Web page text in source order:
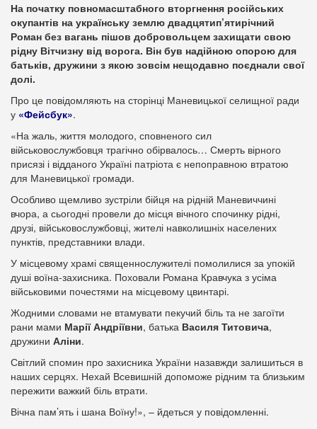
На початку повномасштабного вторгнення російських
окупантів на українську землю двадцятип’ятирічний
Роман без вагань пішов добровольцем захищати свою
рідну Вітчизну від ворога. Він був надійною опорою для
батьків, дружини з якою зовсім нещодавно поєднали свої
долі.
Про це повідомляють на сторінці Маневицької селищної ради
у «Фейсбук».
«На жаль, життя молодого, сповненого сил
військовослужбовця трагічно обірвалось… Смерть вірного
присязі і відданого Україні патріота є непоправною втратою
для Маневицької громади.
Особливо щемливо зустріли бійця на рідній Маневиччині
вчора, а сьогодні провели до місця вічного спочинку рідні,
друзі, військовослужбовці, жителі навколишніх населених
пунктів, представники влади.
У місцевому храмі священнослужителі помолилися за упокій
душі воїна-захисника. Поховали Романа Кравчука з усіма
військовими почестями на місцевому цвинтарі.
Жодними словами не втамувати пекучий біль та не загоїти
рани мами Марії Андріївни, батька Василя Титовича,
дружини Аліни.
Світлий спомин про захисника України назавжди залишиться в
наших серцях. Нехай Всевишній допоможе рідним та близьким
пережити важкий біль втрати.
Вічна пам’ять і шана Воїну!», – йдеться у повідомленні.